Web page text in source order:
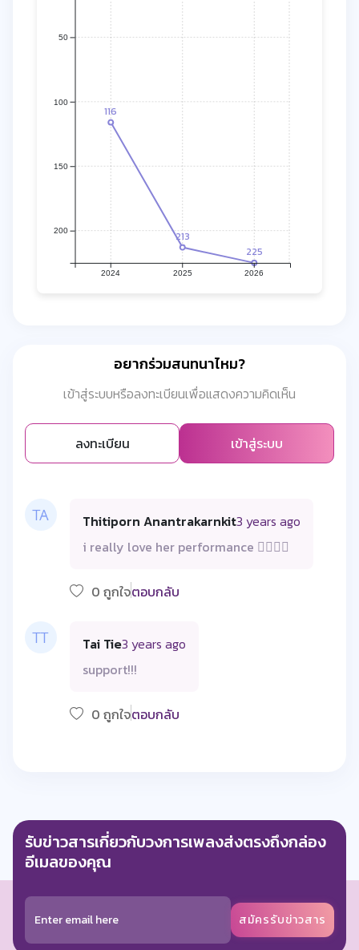
116
213
225
2024 2025 2026
200
150
100
50
อยากร่วมสนทนาไหม?
เข้าสู่ระบบหรือลงทะเบียนเพื่อแสดงความคิดเห็น
ลงทะเบียน เข้าสู่ระบบ
Thitiporn Anantrakarnkit3 years ago
i really love her performance ❤️‍🔥🙌🏻
0 ถูกใจตอบกลับ
Tai Tie3 years ago
support!!!
0 ถูกใจตอบกลับ
รับข่าวสารเกี่ยวกับวงการเพลงส่งตรงถึงกล่อง
อีเมลของคุณ
สมัครรับข่าวสาร